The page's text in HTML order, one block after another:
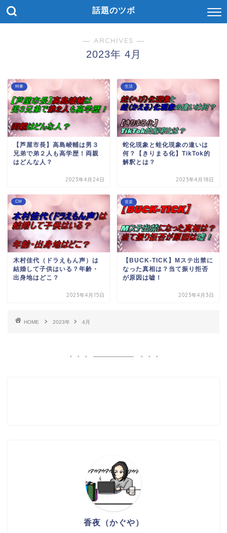
話題のツボ
― ARCHIVES ―
2023年 4月
時事
【芦屋市長】高島崚輔は男３
兄弟で弟２人も高学歴！両親
はどんな人？
2023年4月24日
生活
蛇化現象と蛙化現象の違いは
何？【きりまる化】TikTok的
解釈とは？
2023年4月18日
CM
木村佳代（ドラえもん声）は
結婚して子供はいる？年齢・
出身地はどこ？
2023年4月15日
音楽
【BUCK-TICK】Mステ出禁に
なった真相は？当て振り拒否
が原因は嘘！
2023年4月3日
HOME 2023年 4月
香夜（かぐや）